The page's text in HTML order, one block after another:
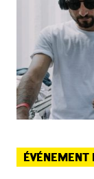
ÉVÉNEMENT